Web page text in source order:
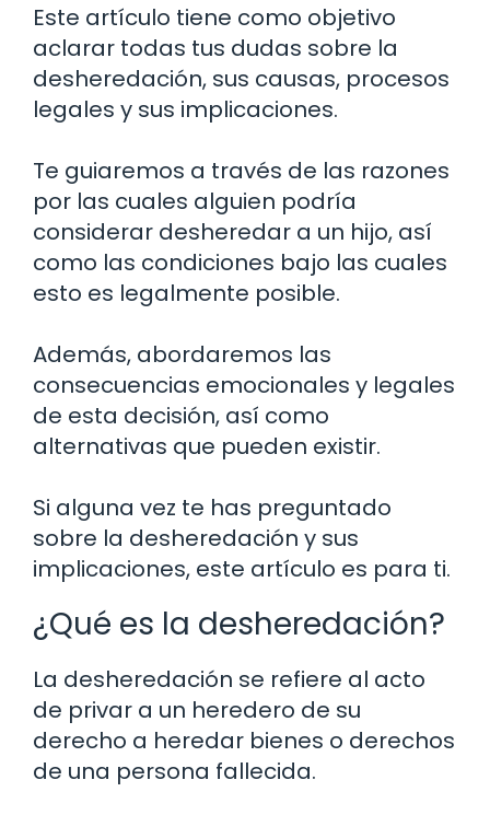
Este artículo tiene como objetivo
aclarar todas tus dudas sobre la
desheredación, sus causas, procesos
legales y sus implicaciones.
Te guiaremos a través de las razones
por las cuales alguien podría
considerar desheredar a un hijo, así
como las condiciones bajo las cuales
esto es legalmente posible.
Además, abordaremos las
consecuencias emocionales y legales
de esta decisión, así como
alternativas que pueden existir.
Si alguna vez te has preguntado
sobre la desheredación y sus
implicaciones, este artículo es para ti.
¿Qué es la desheredación?
La desheredación se refiere al acto
de privar a un heredero de su
derecho a heredar bienes o derechos
de una persona fallecida.